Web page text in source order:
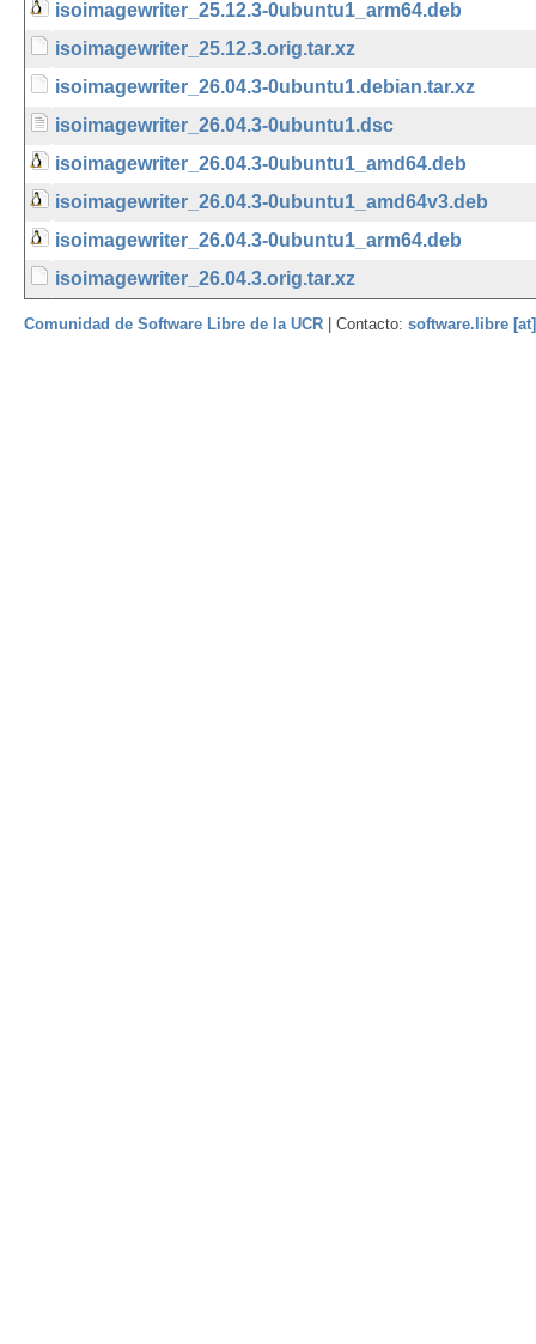
isoimagewriter_25.12.3-0ubuntu1_arm64.deb
isoimagewriter_25.12.3.orig.tar.xz
isoimagewriter_26.04.3-0ubuntu1.debian.tar.xz
isoimagewriter_26.04.3-0ubuntu1.dsc
isoimagewriter_26.04.3-0ubuntu1_amd64.deb
isoimagewriter_26.04.3-0ubuntu1_amd64v3.deb
isoimagewriter_26.04.3-0ubuntu1_arm64.deb
isoimagewriter_26.04.3.orig.tar.xz
Comunidad de Software Libre de la UCR | Contacto: software.libre